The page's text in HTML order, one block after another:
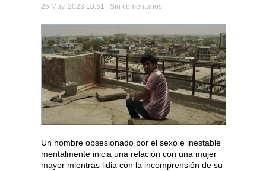
25 May, 2023 10:51 | Sin comentarios
Un hombre obsesionado por el sexo e inestable
mentalmente inicia una relación con una mujer
mayor mientras lidia con la incomprensión de su